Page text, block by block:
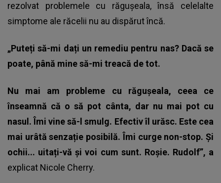
rezolvat problemele cu răgușeala, însă celelalte
simptome ale răcelii nu au dispărut încă.
„Puteți să-mi dați un remediu pentru nas? Dacă se
poate, până mine să-mi treacă de tot.
Nu mai am probleme cu răgușeala, ceea ce
înseamnă că o să pot cânta, dar nu mai pot cu
nasul. Îmi vine să-l smulg. Efectiv îl urăsc. Este cea
mai urâtă senzație posibilă. Îmi curge non-stop. Și
ochii... uitați-vă și voi cum sunt. Roșie. Rudolf”, a
explicat Nicole Cherry.